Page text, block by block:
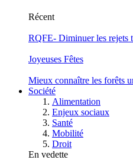
Récent
RQFE- Diminuer les rejets
Joyeuses Fêtes
Mieux connaître les forêts
Société
Alimentation
Enjeux sociaux
Santé
Mobilité
Droit
En vedette